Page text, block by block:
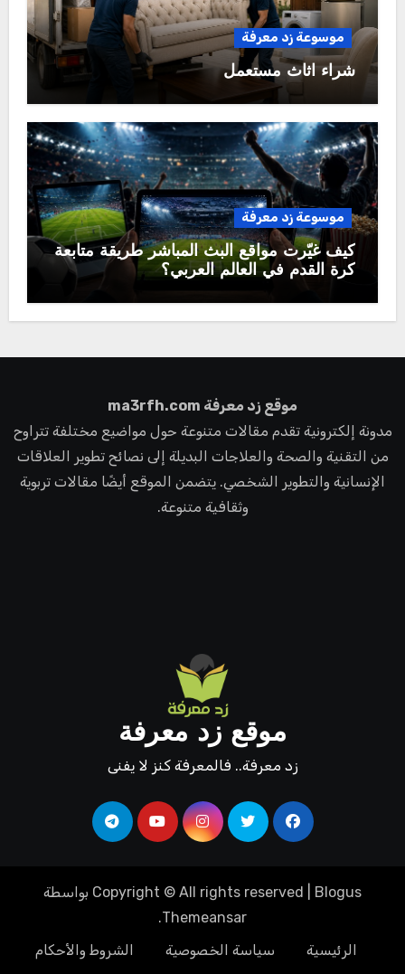
موسوعة زد معرفة
شراء اثاث مستعمل
موسوعة زد معرفة
كيف غيّرت مواقع البث المباشر طريقة متابعة
كرة القدم في العالم العربي؟
موقع زد معرفة ma3rfh.com
مدونة إلكترونية تقدم مقالات متنوعة حول مواضيع مختلفة تتراوح
من التقنية والصحة والعلاجات البديلة إلى نصائح تطوير العلاقات
الإنسانية والتطوير الشخصي. يتضمن الموقع أيضًا مقالات تربوية
وثقافية متنوعة.
موقع زد معرفة
زد معرفة.. فالمعرفة كنز لا يفنى
Copyright © All rights reserved Blogus
بواسطة
Themeansar
.
الرئيسية
سياسة الخصوصية الشروط والأحكام